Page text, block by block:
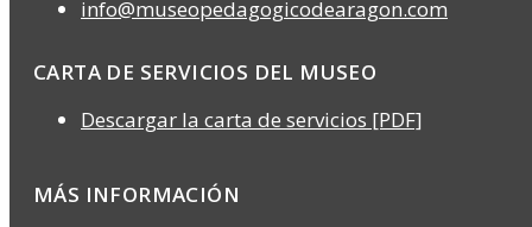
info@museopedagogicodearagon.com
CARTA DE SERVICIOS DEL MUSEO
Descargar la carta de servicios [PDF]
MÁS INFORMACIÓN